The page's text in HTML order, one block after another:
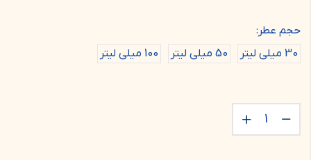
حجم عطر:
30 میلی لیتر
50 میلی لیتر 100 میلی لیتر